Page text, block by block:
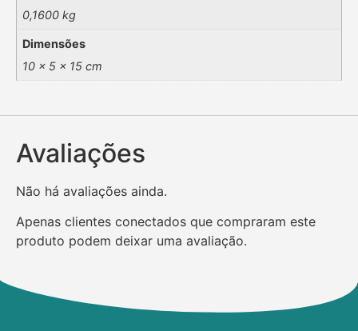
0,1600 kg
Dimensões
10 × 5 × 15 cm
Avaliações
Não há avaliações ainda.
Apenas clientes conectados que compraram este
produto podem deixar uma avaliação.